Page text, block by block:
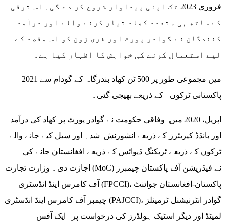
فروری 2023 تک اپنی پیداوار شروع کر دے گی۔ اس ترقی
کے ساتھ ہی متعدد کھاد تیار کرنے والے اور درآمد
کنندگان نے گوادر پورٹ اور فری زون کو اس مقصد کے
لیے استعمال کرنے کی خواہش کا اظہار کیا ہے۔
2021 میں مجموعی طور پر 500 ٹن کھاد بندرگاہ کے گودام سے
پاکستانی ٹرکوں کے ذریعے بھیجی گئی۔
اپریل، 2020 میں وفاقی حکومت نے گوادر پورٹ پر کھاد کی درآمد
اور بانڈڈ کیریئرز کے ذریعے انشورنش شدہ اور سیل کیے جانے والے
ٹرکوں کے ذریعے ٹریکنگ ڈیوائس کے ذریعے افغانستان جانے کی
اجازت دی۔ وزارت تجارت (MoC) نے فیڈریشن آف پاکستان چیمبرز
آف کامرس اینڈ انڈسٹری (FPCCI)، پاکستان-افغانستان جوائنٹ
چیمبر آف کامرس اینڈ انڈسٹری (PAJCCI)، گوادر انٹرنیشنل ٹرمینلز
لمیٹڈ اور دیگر اسٹیک ہولڈرز کی درخواست پر ایک آفس